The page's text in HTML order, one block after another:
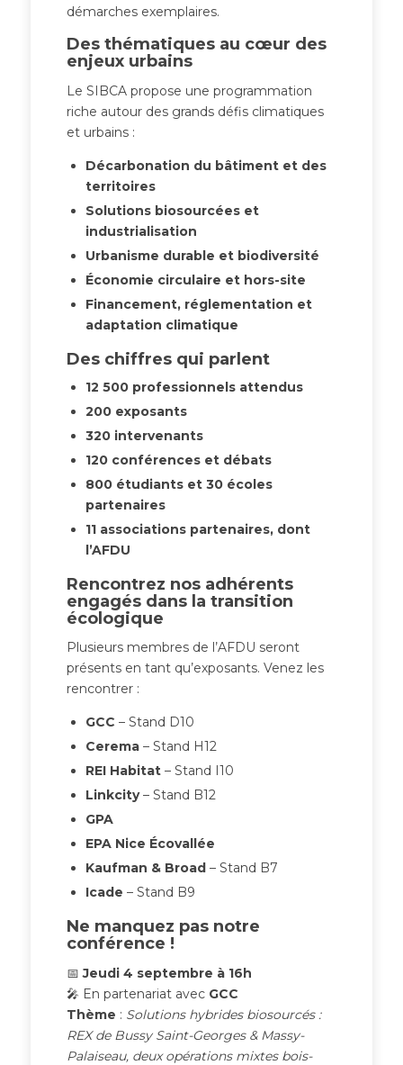
démarches exemplaires.
Des thématiques au cœur des
enjeux urbains
Le SIBCA propose une programmation
riche autour des grands défis climatiques
et urbains :
Décarbonation du bâtiment et des
territoires
Solutions biosourcées et
industrialisation
Urbanisme durable et biodiversité
Économie circulaire et hors-site
Financement, réglementation et
adaptation climatique
Des chiffres qui parlent
12 500 professionnels attendus
200 exposants
320 intervenants
120 conférences et débats
800 étudiants et 30 écoles
partenaires
11 associations partenaires, dont
l’AFDU
Rencontrez nos adhérents
engagés dans la transition
écologique
Plusieurs membres de l’AFDU seront
présents en tant qu’exposants. Venez les
rencontrer :
GCC – Stand D10
Cerema – Stand H12
REI Habitat– Stand I10
Linkcity– Stand B12
GPA
EPA Nice Écovallée
Kaufman & Broad – Stand B7
Icade – Stand B9
Ne manquez pas notre
conférence !
📅Jeudi 4 septembre à 16h
🎤 En partenariat avec GCC
Thème : Solutions hybrides biosourcés :
REX de Bussy Saint-Georges & Massy-
Palaiseau, deux opérations mixtes bois-